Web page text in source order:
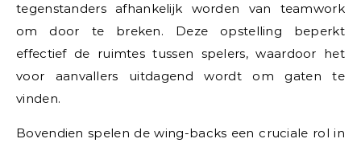
tegenstanders afhankelijk worden van teamwork
om door te breken. Deze opstelling beperkt
effectief de ruimtes tussen spelers, waardoor het
voor aanvallers uitdagend wordt om gaten te
vinden.
Bovendien spelen de wing-backs een cruciale rol in